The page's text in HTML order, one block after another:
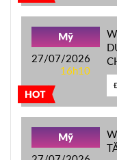
HOT
Mỹ
27/07/2026
16h10
Mỹ